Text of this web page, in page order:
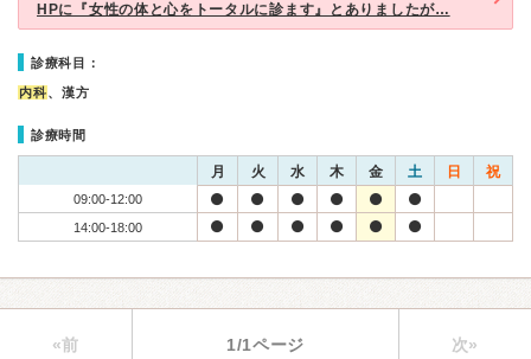
HPに『女性の体と心をトータルに診ます』とありましたが…
診療科目：
内科、漢方
診療時間
月 火 水 木 金 土 日 祝
09:00-12:00
14:00-18:00
«前 1/1ページ 次»